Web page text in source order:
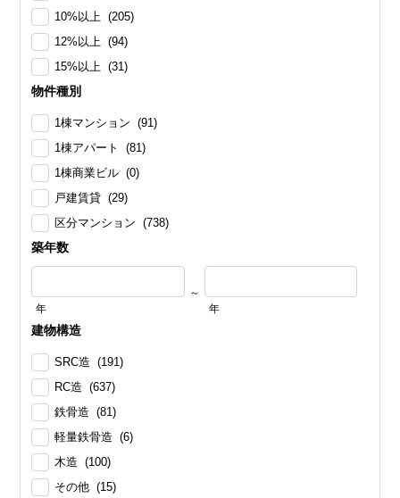
10%以上 (205)
12%以上 (94)
15%以上 (31)
物件種別
1棟マンション (91)
1棟アパート (81)
1棟商業ビル (0)
戸建賃貸 (29)
区分マンション (738)
築年数
年
～
年
建物構造
SRC造 (191)
RC造 (637)
鉄骨造 (81)
軽量鉄骨造 (6)
木造 (100)
その他 (15)